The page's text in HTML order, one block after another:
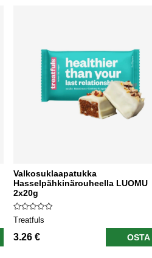
Valkosuklaapatukka
Hasselpähkinärouheella LUOMU
2x20g
Treatfuls
3.26 € OSTA